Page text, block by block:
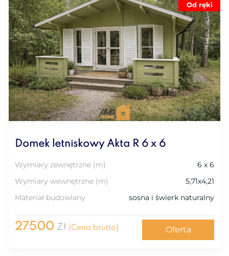
Od ręki
Domek letniskowy Akta R 6 x 6
Wymiary zewnętrzne (m)
6 x 6
Wymiary wewnętrzne (m)
5,71x4,21
Materiał budowlany
sosna i świerk naturalny
27500 Zł (Cena brutto) Oferta